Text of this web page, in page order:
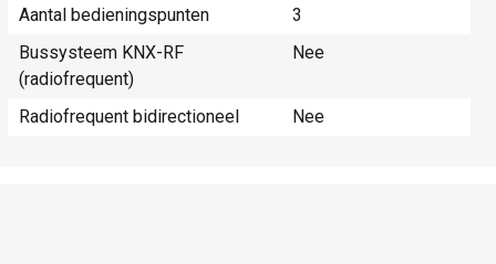
Aantal bedieningspunten
3
Bussysteem KNX-RF
(radiofrequent)
Nee
Radiofrequent bidirectioneel Nee